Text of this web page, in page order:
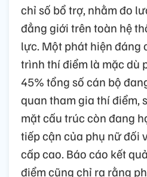
chỉ số bổ trợ, nhằm đo
đẳng giới trên toàn hệ
lực. Một phát hiện đáng
trình thí điểm là mặc dù
45% tổng số cán bộ
quan tham gia thí điểm,
mặt cấu trúc còn đang
tiếp cận của phụ nữ đối
cấp cao. Báo cáo kết
điểm cũng chỉ ra rằng